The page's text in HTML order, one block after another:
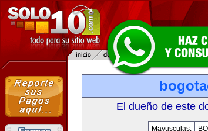
El dueño de este
Mayusculas: